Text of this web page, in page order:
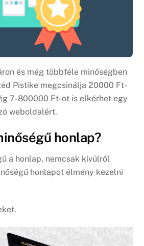
és még többféle minőségben
Pistike megcsinálja 20000 Ft-
7-800000 Ft-ot is elkérhet egy
weboldalért.
honlap?
a honlap, nemcsak kívülről
honlapot élmény kezelni